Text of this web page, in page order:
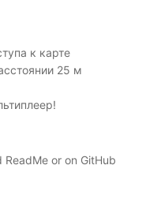
к карте
25 м
or on GitHub